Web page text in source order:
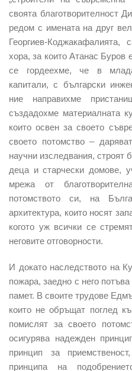
своята благотворителност
редом с имената на друг
Георгиев-
хора, за които Атанас Буров
се гордеехме, че в
капитали, с български
ние направихме
създадохме материалната
които освен за своето
своето потомство –
научни изследвания, строят
деца и старчески домове,
мрежа от
потомството си, на
архитектура, които носят
когото уж всички се
неговите отговорности.
И докато наследството на
пожара, заедно с него
памет. В своите трудове
които не обръщат поглед
помислят за своето
осигурява надежден
принцип за
принципа на